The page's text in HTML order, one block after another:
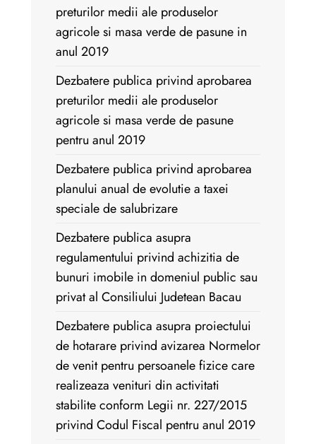
preturilor medii ale produselor
agricole si masa verde de pasune in
anul 2019
Dezbatere publica privind aprobarea
preturilor medii ale produselor
agricole si masa verde de pasune
pentru anul 2019
Dezbatere publica privind aprobarea
planului anual de evolutie a taxei
speciale de salubrizare
Dezbatere publica asupra
regulamentului privind achizitia de
bunuri imobile in domeniul public sau
privat al Consiliului Judetean Bacau
Dezbatere publica asupra proiectului
de hotarare privind avizarea Normelor
de venit pentru persoanele fizice care
realizeaza venituri din activitati
stabilite conform Legii nr. 227/2015
privind Codul Fiscal pentru anul 2019